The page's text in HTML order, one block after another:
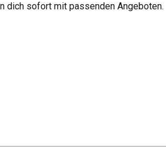
dich sofort mit passenden Angeboten.